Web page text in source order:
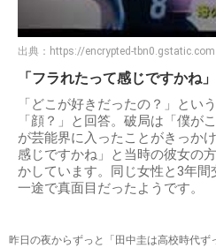
出典： https://encrypted-tbn0.gstatic.com
「フラれたって感じですかね」
「どこが好きだったの？」とい
「顔？」と回答。破局は「僕が
が芸能界に入ったことがきっか
感じですかね」と当時の彼女の
かしています。同じ女性と3年
一途で真面目だったようです。
昨日の夜からずっと「田中圭は高校時代